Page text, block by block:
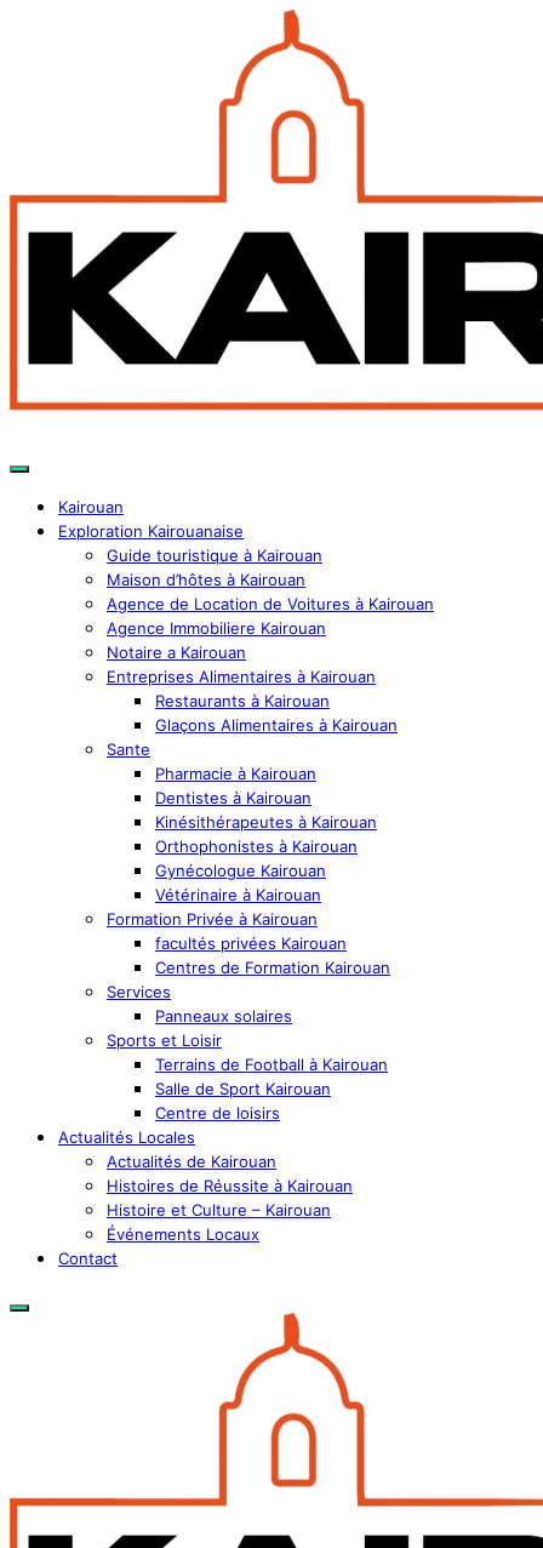
Kairouan
Exploration Kairouanaise
Guide touristique à Kairouan
Maison d’hôtes à Kairouan
Agence de Location de Voitures à Kairouan
Agence Immobiliere Kairouan
Notaire a Kairouan
Entreprises Alimentaires à Kairouan
Restaurants à Kairouan
Glaçons Alimentaires à Kairouan
Sante
Pharmacie à Kairouan
Dentistes à Kairouan
Kinésithérapeutes à Kairouan
Orthophonistes à Kairouan
Gynécologue Kairouan
Vétérinaire à Kairouan
Formation Privée à Kairouan
facultés privées Kairouan
Centres de Formation Kairouan
Services
Panneaux solaires
Sports et Loisir
Terrains de Football à Kairouan
Salle de Sport Kairouan
Centre de loisirs
Actualités Locales
Actualités de Kairouan
Histoires de Réussite à Kairouan
Histoire et Culture – Kairouan
Événements Locaux
Contact